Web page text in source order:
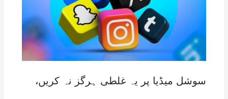
سوشل میڈیا پر یہ غلطی ہرگز نہ کریں،